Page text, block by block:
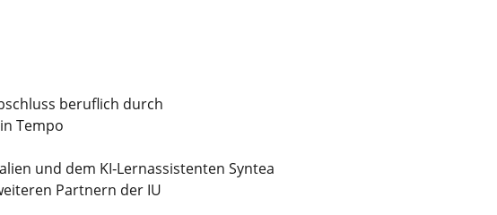
beruflich durch
Tempo
und dem KI‑Lernassistenten Syntea
Partnern der IU